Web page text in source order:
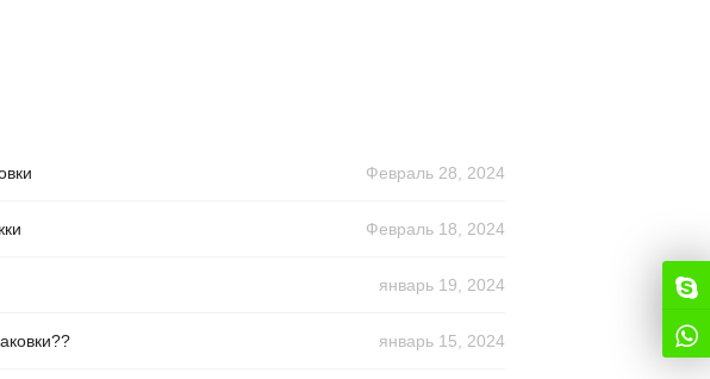
Февраль 28, 2024
Февраль 18, 2024
январь 19, 2024
январь 15, 2024